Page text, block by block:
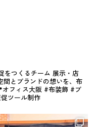
をつくるチーム展示・店
間とブランドの想いを、布
オフィス大阪 #布装飾 #ブ
ツール制作